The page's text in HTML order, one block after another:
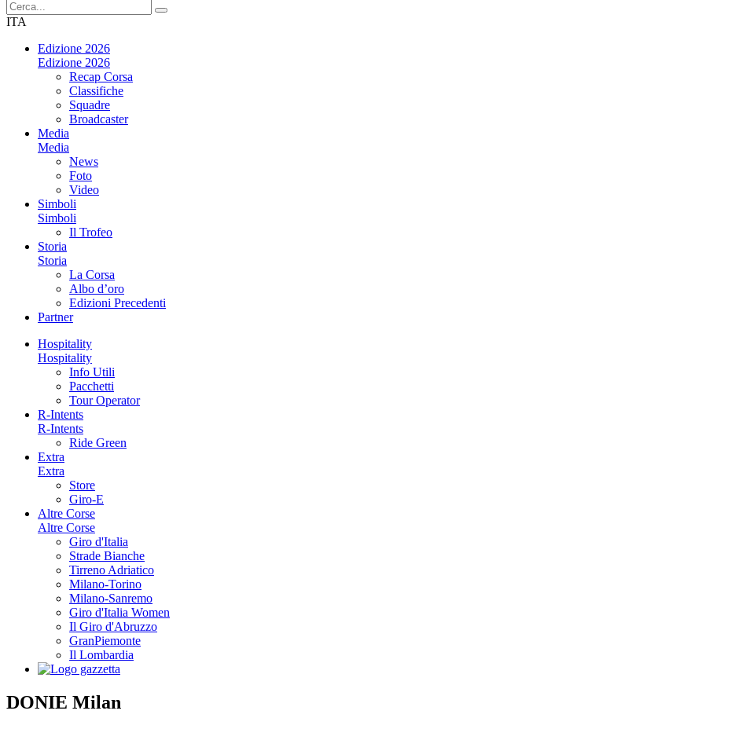
ITA
Edizione 2026
Edizione 2026
Recap Corsa
Classifiche
Squadre
Broadcaster
Media
Media
News
Foto
Video
Simboli
Simboli
Il Trofeo
Storia
Storia
La Corsa
Albo d’oro
Edizioni Precedenti
Partner
Hospitality
Hospitality
Info Utili
Pacchetti
Tour Operator
R-Intents
R-Intents
Ride Green
Extra
Extra
Store
Giro-E
Altre Corse
Altre Corse
Giro d'Italia
Strade Bianche
Tirreno Adriatico
Milano-Torino
Milano-Sanremo
Giro d'Italia Women
Il Giro d'Abruzzo
GranPiemonte
Il Lombardia
DONIE Milan